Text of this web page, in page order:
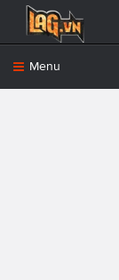
Menu